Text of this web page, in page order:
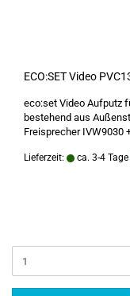
ECO:SET Video
eco:set Video Aufputz
bestehend aus
Freisprecher IVW9030
Lieferzeit: ca. 3-4 Tage